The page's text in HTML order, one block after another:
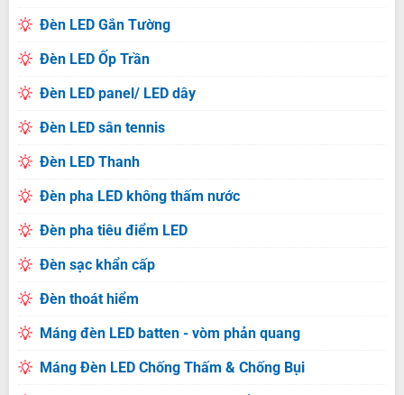
Đèn LED Gắn Tường
Đèn LED Ốp Trần
Đèn LED panel/ LED dây
Đèn LED sân tennis
Đèn LED Thanh
Đèn pha LED không thấm nước
Đèn pha tiêu điểm LED
Đèn sạc khẩn cấp
Đèn thoát hiểm
Máng đèn LED batten - vòm phản quang
Máng Đèn LED Chống Thấm & Chống Bụi